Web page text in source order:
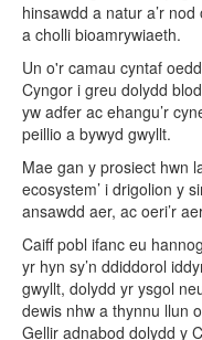
hinsawdd a natur a’r
a cholli bioamrywiaeth.
Un o'r camau cyntaf
Cyngor i greu dolydd
yw adfer ac ehangu’r
peillio a bywyd gwyllt.
Mae gan y prosiect hwn
ecosystem’ i drigolion y
ansawdd aer, ac oeri’r
Caiff pobl ifanc eu
yr hyn sy’n ddiddorol
gwyllt, dolydd yr ysgol
dewis nhw a thynnu llun
Gellir adnabod dolydd y